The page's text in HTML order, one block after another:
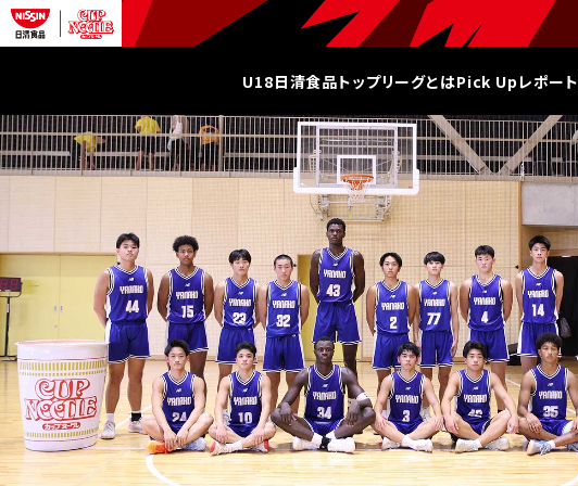
U18日清食品トップリーグとはPick Upレポート